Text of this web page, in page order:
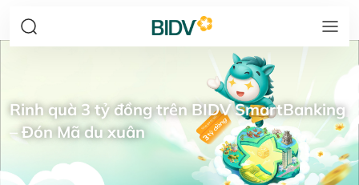
Rinh quà 3 tỷ đồng trên BIDV SmartBanking
– Đón Mã du xuân